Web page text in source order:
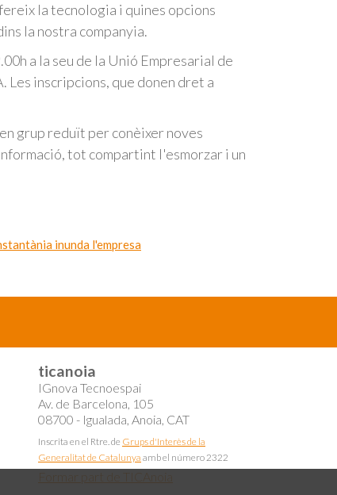
la tecnologia i quines opcions
la nostra companyia.
a la seu de la Unió Empresarial de
Les inscripcions, que donen dret a
grup reduït per conèixer noves
tot compartint l'esmorzar i un
inunda l'empresa
ticanoia
IGnova Tecnoespai
Av. de Barcelona, 105
08700 - Igualada, Anoia, CAT
Inscrita en el Rtre. de Grups d'Interès de la
Generalitat de Catalunya amb el número 2322